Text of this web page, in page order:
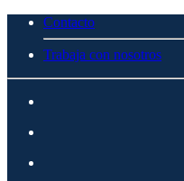
Contacto
Trabaja con nosotros